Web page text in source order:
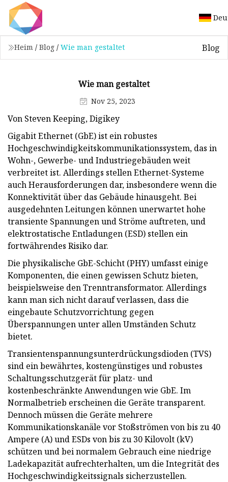
Heim / Blog / Wie man gestaltet Blog
Wie man gestaltet
Nov 25, 2023
Von Steven Keeping, Digikey
Gigabit Ethernet (GbE) ist ein robustes
Hochgeschwindigkeitskommunikationssystem, das in
Wohn-, Gewerbe- und Industriegebäuden weit
verbreitet ist. Allerdings stellen Ethernet-Systeme
auch Herausforderungen dar, insbesondere wenn die
Konnektivität über das Gebäude hinausgeht. Bei
ausgedehnten Leitungen können unerwartet hohe
transiente Spannungen und Ströme auftreten, und
elektrostatische Entladungen (ESD) stellen ein
fortwährendes Risiko dar.
Die physikalische GbE-Schicht (PHY) umfasst einige
Komponenten, die einen gewissen Schutz bieten,
beispielsweise den Trenntransformator. Allerdings
kann man sich nicht darauf verlassen, dass die
eingebaute Schutzvorrichtung gegen
Überspannungen unter allen Umständen Schutz
bietet.
Transientenspannungsunterdrückungsdioden (TVS)
sind ein bewährtes, kostengünstiges und robustes
Schaltungsschutzgerät für platz- und
kostenbeschränkte Anwendungen wie GbE. Im
Normalbetrieb erscheinen die Geräte transparent.
Dennoch müssen die Geräte mehrere
Kommunikationskanäle vor Stoßströmen von bis zu 40
Ampere (A) und ESDs von bis zu 30 Kilovolt (kV)
schützen und bei normalem Gebrauch eine niedrige
Ladekapazität aufrechterhalten, um die Integrität des
Hochgeschwindigkeitssignals sicherzustellen.